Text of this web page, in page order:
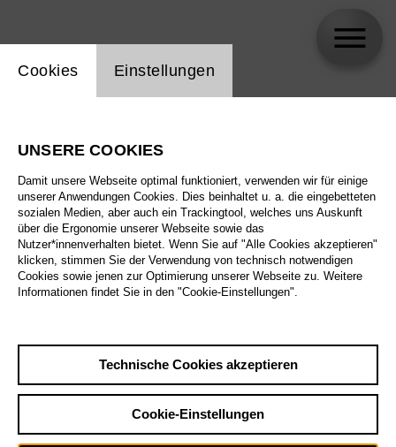
Biographie
Spielplan
Einstellung Website Cookie
Cookies Einstellungen
UNSERE COOKIES
Damit unsere Webseite optimal funktioniert, verwenden wir für einige
unserer Anwendungen Cookies. Dies beinhaltet u. a. die eingebetteten
sozialen Medien, aber auch ein Trackingtool, welches uns Auskunft
über die Ergonomie unserer Webseite sowie das
Nutzer*innenverhalten bietet. Wenn Sie auf "Alle Cookies akzeptieren"
klicken, stimmen Sie der Verwendung von technisch notwendigen
Cookies sowie jenen zur Optimierung unserer Webseite zu. Weitere
Informationen findet Sie in den "Cookie-Einstellungen".
Technische Cookies akzeptieren
Cookie-Einstellungen